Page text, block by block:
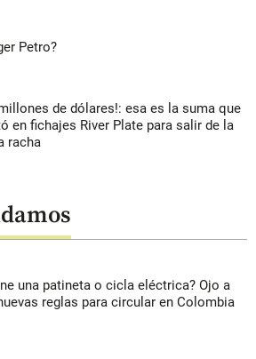
Petro?
de dólares!: esa es la suma que
en fichajes River Plate para salir de la
racha
una patineta o cicla eléctrica? Ojo a
reglas para circular en Colombia